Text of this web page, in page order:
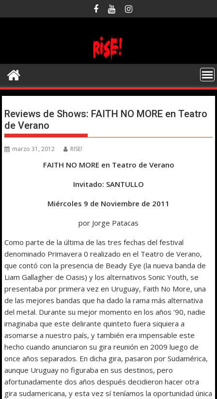
al
Reviews de Shows: FAITH NO MORE en Teatro
de Verano
marzo 31, 2012 RISE!
FAITH NO MORE en Teatro de Verano
Invitado: SANTULLO
Miércoles 9 de Noviembre de 2011
por Jorge Patacas
Como parte de la última de las tres fechas del festival
denominado Primavera 0 realizado en el Teatro de Verano,
que contó con la presencia de Beady Eye (la nueva banda de
Liam Gallagher de Oasis) y los alternativos Sonic Youth, se
presentaba por primera vez en Uruguay, Faith No More, una
de las mejores bandas que ha dado la rama más alternativa
del metal. Durante su mejor momento en los años ’90, nadie
imaginaba que este delirante quinteto fuera siquiera a
asomarse a nuestro país, y también era impensable este
hecho cuando anunciaron su gira reunión en 2009 luego de
once años separados. En dicha gira, pasaron por Sudamérica,
aunque Uruguay no figuraba en sus destinos, pero
afortunadamente dos años después decidieron hacer otra
gira sudamericana, y esta vez sí teníamos la oportunidad única